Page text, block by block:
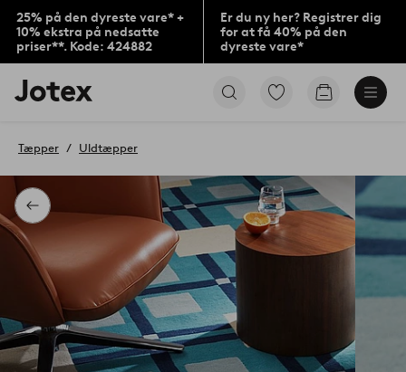
25% på den dyreste vare* +
10% ekstra på nedsatte
priser**. Kode: 424882
Er du ny her? Registrer dig
for at få 40% på den
dyreste vare*
Jotex
logo
til
Gå
Gå
Tilbage
Tæpper Uldtæpper